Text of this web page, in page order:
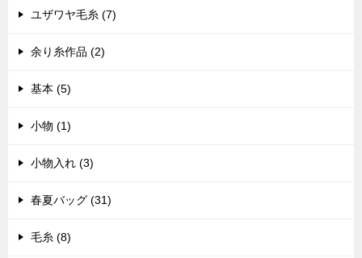
ユザワヤ毛糸 (7)
余り糸作品 (2)
基本 (5)
小物 (1)
小物入れ (3)
春夏バッグ (31)
毛糸 (8)